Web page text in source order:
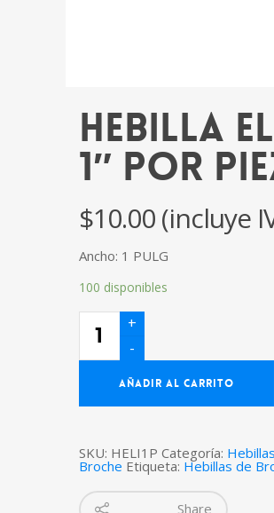
Hebilla
1″ por
$10.00(incluye
Ancho: 1 PULG
100 disponibles
Hebilla
Elite
por
cantidadAÑADIR AL CARRITO
SKU: HELI1P Categoría:
Broche Etiqueta: Hebillas de
Share